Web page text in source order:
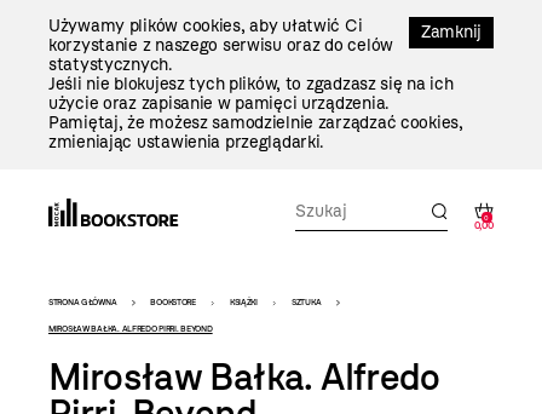
Zamknij
Używamy plików cookies, aby ułatwić Ci
korzystanie z naszego serwisu oraz do celów
statystycznych.
Jeśli nie blokujesz tych plików, to zgadzasz się na ich
użycie oraz zapisanie w pamięci urządzenia.
Pamiętaj, że możesz samodzielnie zarządzać cookies,
zmieniając ustawienia przeglądarki.
0
0,00
Bookstore
-
szablon
STRONA GŁÓWNA BOOKSTORE KSIĄŻKI SZTUKA
MIROSŁAW BAŁKA. ALFREDO PIRRI. BEYOND
Mirosław Bałka. Alfredo